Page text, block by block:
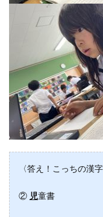
〈答え！こっちの漢
② 児童書